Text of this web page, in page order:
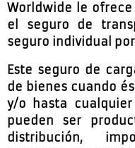
Worldwide le
el seguro de
seguro individual
Este seguro de
de bienes cuando
y/o hasta
pueden ser
distribución,